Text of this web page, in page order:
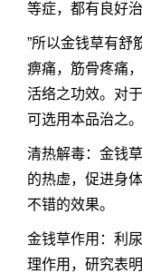
等症，都有良好治
”所以金钱草有舒
痹痛，筋骨疼痛
活络之功效。对
可选用本品治之
清热解毒：金钱
的热虚，促进身
不错的效果。
金钱草作用：利
理作用，研究表